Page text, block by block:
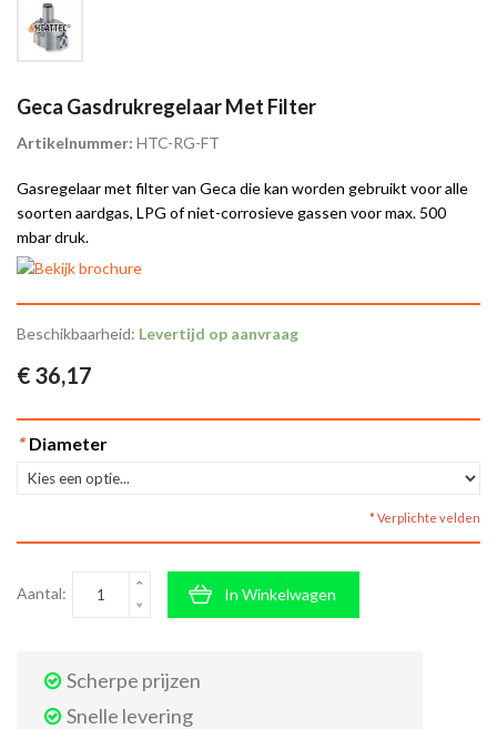
Geca Gasdrukregelaar Met Filter
Artikelnummer: HTC-RG-FT
Gasregelaar met filter van Geca die kan worden gebruikt voor alle
soorten aardgas, LPG of niet-corrosieve gassen voor max. 500
mbar druk.
Beschikbaarheid: Levertijd op aanvraag
€ 36,17
* Diameter
* Verplichte velden
Aantal: In Winkelwagen
Scherpe prijzen
Snelle levering